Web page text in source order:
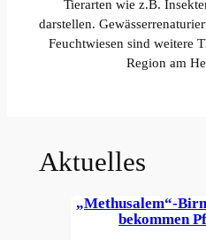
Tierarten wie z.B.
darstellen.
Feuchtwiesen sind weitere
Region am
Aktuelles
„Methusalem“-
bekommen